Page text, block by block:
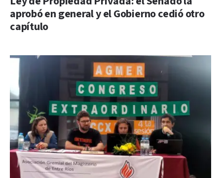
aprobó en general y el Gobierno cedió otro
capítulo